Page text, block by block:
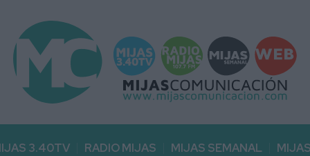
3.40TV RADIO MIJAS MIJAS SEMANAL